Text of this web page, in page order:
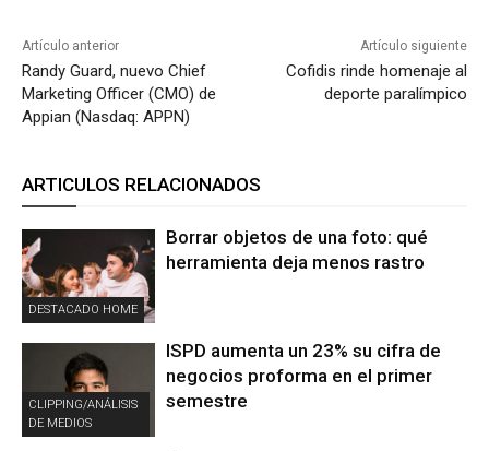
Artículo anterior
Randy Guard, nuevo Chief
Marketing Officer (CMO) de
Appian (Nasdaq: APPN)
Artículo siguiente
Cofidis rinde homenaje al
deporte paralímpico
ARTICULOS RELACIONADOS
DESTACADO HOME
Borrar objetos de una foto: qué
herramienta deja menos rastro
CLIPPING/ANÁLISIS
DE MEDIOS
ISPD aumenta un 23% su cifra de
negocios proforma en el primer
semestre